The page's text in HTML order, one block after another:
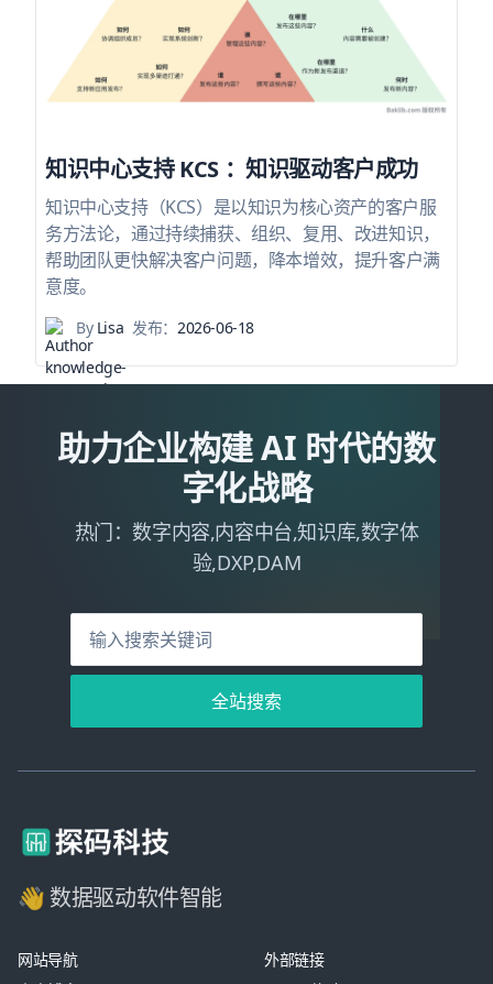
知识中心支持 KCS ：知识驱动客户成功
知识中心支持（KCS）是以知识为核心资产的客户服
务方法论，通过持续捕获、组织、复用、改进知识，
帮助团队更快解决客户问题，降本增效，提升客户满
意度。
ByLisa 发布：2026-06-18
助力企业构建 AI 时代的数
字化战略
热门：数字内容,内容中台,知识库,数字体
验,DXP,DAM
全站搜索
👋 数据驱动软件智能
网站导航
外部链接